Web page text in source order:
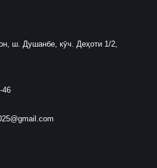
ш. Душанбе, кӯч. Деҳоти 1/2,
46